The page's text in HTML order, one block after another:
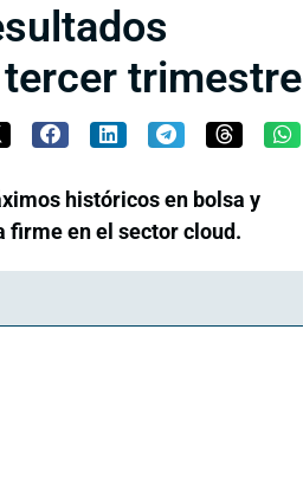
trimestre
históricos en bolsa y
firme en el sector cloud.